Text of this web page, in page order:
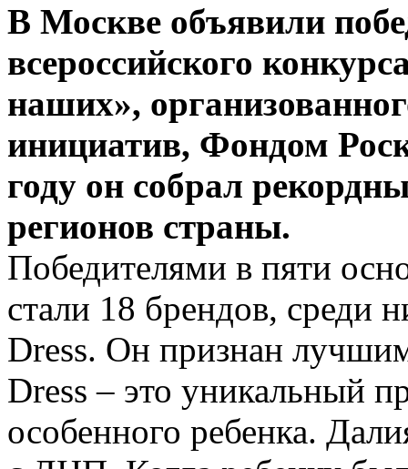
В Москве объявили
всероссийского
наших»,
инициатив, Фондом
году он собрал
регионов страны.
Победителями в пяти
стали 18 брендов, среди
Dress. Он признан
Dress – это уникальный
особенного ребенка.